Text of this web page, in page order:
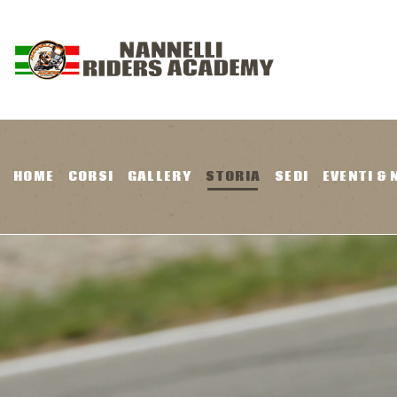
HOME CORSI GALLERY STORIA SEDI EVENTI &